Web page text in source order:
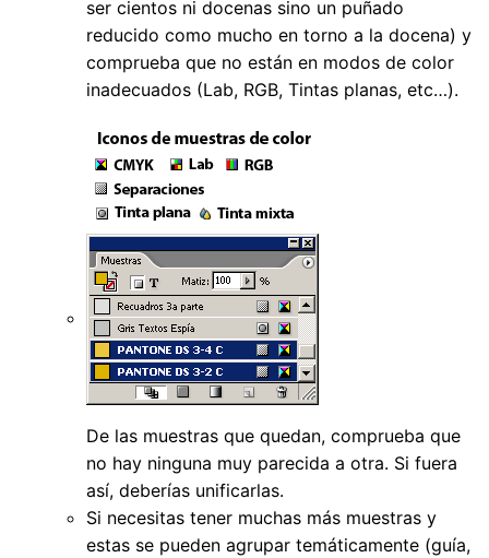
ser cientos ni docenas sino un puñado
reducido como mucho en torno a la docena) y
comprueba que no están en modos de color
inadecuados (Lab, RGB, Tintas planas, etc…).
De las muestras que quedan, comprueba que
no hay ninguna muy parecida a otra. Si fuera
así, deberías unificarlas.
Si necesitas tener muchas más muestras y
estas se pueden agrupar temáticamente (guía,